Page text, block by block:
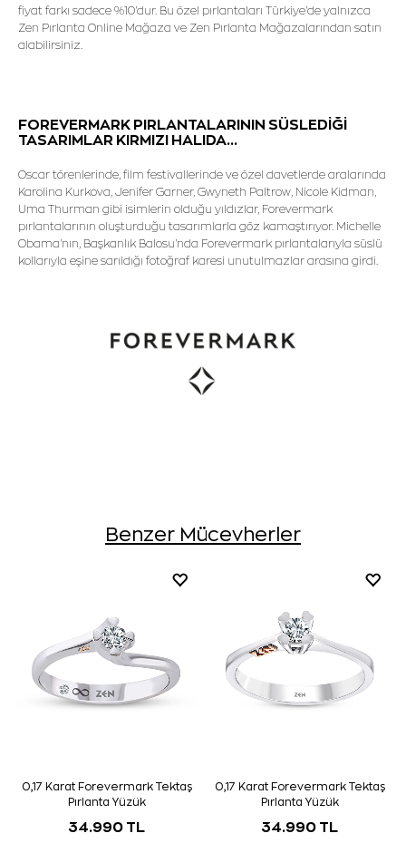
fiyat farkı sadece %10'dur. Bu özel pırlantaları Türkiye'de yalnızca
Zen Pırlanta Online Mağaza ve Zen Pırlanta Mağazalarından satın
alabilirsiniz.
FOREVERMARK PIRLANTALARININ SÜSLEDİĞİ
TASARIMLAR KIRMIZI HALIDA...
Oscar törenlerinde, film festivallerinde ve özel davetlerde aralarında
Karolina Kurkova, Jenifer Garner, Gwyneth Paltrow, Nicole Kidman,
Uma Thurman gibi isimlerin olduğu yıldızlar, Forevermark
pırlantalarının oluşturduğu tasarımlarla göz kamaştırıyor. Michelle
Obama'nın, Başkanlık Balosu'nda Forevermark pırlantalarıyla süslü
kollarıyla eşine sarıldığı fotoğraf karesi unutulmazlar arasına girdi.
Benzer Mücevherler
0,17 Karat Forevermark Tektaş
Pırlanta Yüzük
34.990 TL
0,17 Karat Forevermark Tektaş
Pırlanta Yüzük
34.990 TL